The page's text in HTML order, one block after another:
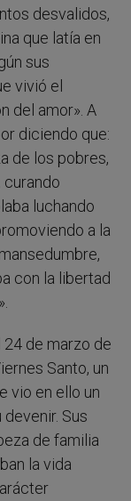
desvalidos,
que latía en
sus
vivió el
del amor». A
diciendo que:
de los pobres,
curando
luchando
a la
con la libertad
24 de marzo de
Santo, un
vio en ello un
Sus
de familia
la vida